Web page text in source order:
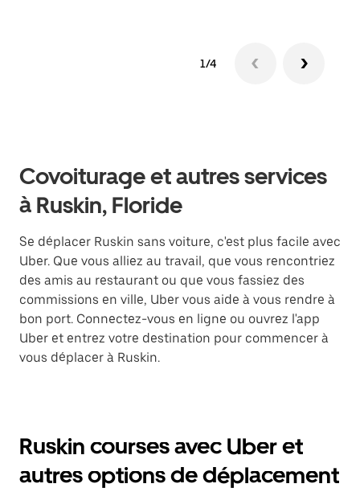
1/4
Covoiturage et autres services
à Ruskin, Floride
Se déplacer Ruskin sans voiture, c'est plus facile avec
Uber. Que vous alliez au travail, que vous rencontriez
des amis au restaurant ou que vous fassiez des
commissions en ville, Uber vous aide à vous rendre à
bon port. Connectez-vous en ligne ou ouvrez l'app
Uber et entrez votre destination pour commencer à
vous déplacer à Ruskin.
Ruskin courses avec Uber et
autres options de déplacement